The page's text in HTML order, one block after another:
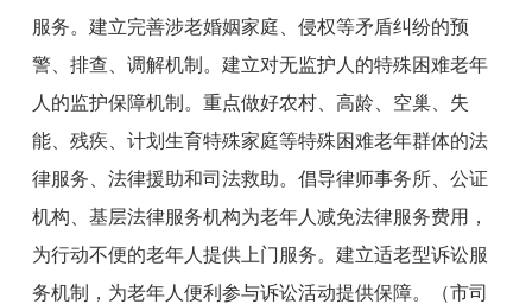
服务。建立完善涉老婚姻家庭、侵权等矛盾纠纷的预
警、排查、调解机制。建立对无监护人的特殊困难老年
人的监护保障机制。重点做好农村、高龄、空巢、失
能、残疾、计划生育特殊家庭等特殊困难老年群体的法
律服务、法律援助和司法救助。倡导律师事务所、公证
机构、基层法律服务机构为老年人减免法律服务费用，
为行动不便的老年人提供上门服务。建立适老型诉讼服
务机制，为老年人便利参与诉讼活动提供保障。
（市司